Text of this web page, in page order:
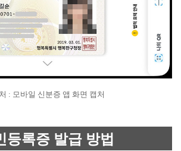
: 모바일 신분증 앱 화면 캡처
등록증 발급 방법